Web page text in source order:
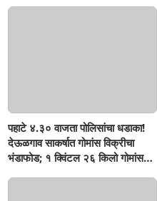
पहाटे ४.३० वाजता पोलिसांचा धडाका!
देऊळगाव साकर्षात गोमांस विक्रीचा
भंडाफोड; १ क्विंटल २६ किलो गोमांस